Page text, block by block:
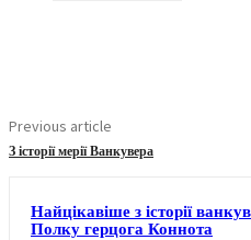
Previous article
З історії мерії Ванкувера
Найцікавіше з історії
Полку герцога Коннота